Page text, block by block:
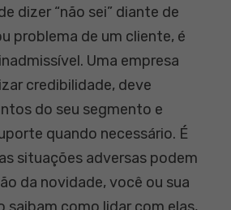
dizer “não sei” diante de
problema de um cliente, é
Uma empresa
credibilidade, deve
do seu segmento e
quando necessário. É
situações adversas podem
da novidade, você ou sua